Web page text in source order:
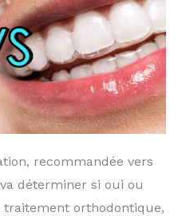
recommandée vers
déterminer si oui ou
traitement orthodon­tique,